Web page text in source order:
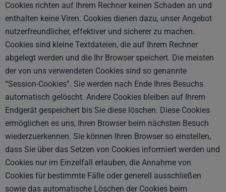
Cookies richten auf Ihrem Rechner keinen Schaden an und
enthalten keine Viren. Cookies dienen dazu, unser Angebot
nutzerfreundlicher, effektiver und sicherer zu machen.
Cookies sind kleine Textdateien, die auf Ihrem Rechner
abgelegt werden und die Ihr Browser speichert. Die meisten
der von uns verwendeten Cookies sind so genannte
“Session-Cookies”. Sie werden nach Ende Ihres Besuchs
automatisch gelöscht. Andere Cookies bleiben auf Ihrem
Endgerät gespeichert bis Sie diese löschen. Diese Cookies
ermöglichen es uns, Ihren Browser beim nächsten Besuch
wiederzuerkennen. Sie können Ihren Browser so einstellen,
dass Sie über das Setzen von Cookies informiert werden und
Cookies nur im Einzelfall erlauben, die Annahme von
Cookies für bestimmte Fälle oder generell ausschließen
sowie das automatische Löschen der Cookies beim